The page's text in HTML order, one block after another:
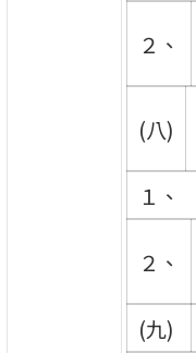
２、
(八)
１、
２、
(九)